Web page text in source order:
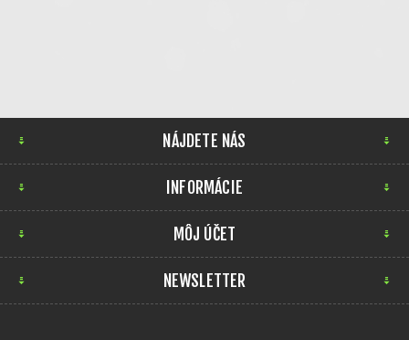
NÁJDETE NÁS
INFORMÁCIE
MÔJ ÚČET
NEWSLETTER